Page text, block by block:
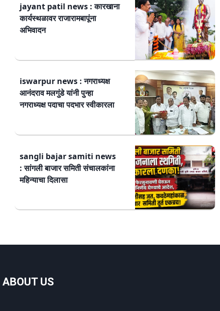
jayant patil news : कारखाना
कार्यस्थळावर राजारामबापूंना
अभिवादन
iswarpur news : नगराध्यक्ष
आनंदराव मलगुंडे यांनी पुन्हा
नगराध्यक्ष पदाचा पदभार स्वीकारला
sangli bajar samiti news
: सांगली बाजार समिती संचालकांना
महिन्याचा दिलासा
ABOUT US